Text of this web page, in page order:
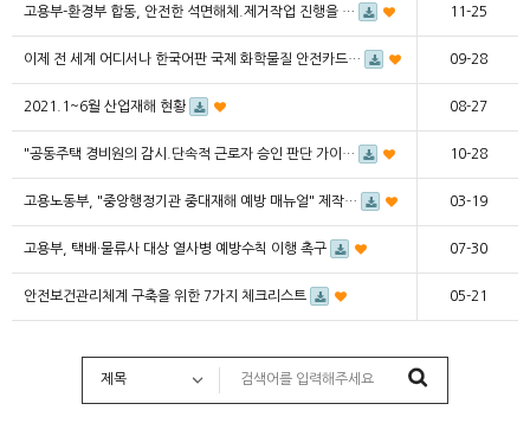
고용부-환경부 합동, 안전한 석면해체.제거작업 진행을 … 11-25
이제 전 세계 어디서나 한국어판 국제 화학물질 안전카드… 09-28
2021.1~6월 산업재해 현황 08-27
"공동주택 경비원의 감시.단속적 근로자 승인 판단 가이… 10-28
고용노동부, "중앙행정기관 중대재해 예방 매뉴얼" 제작… 03-19
고용부, 택배·물류사 대상 열사병 예방수칙 이행 촉구 07-30
안전보건관리체계 구축을 위한 7가지 체크리스트 05-21